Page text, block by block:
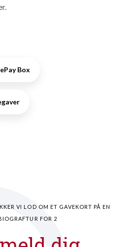
Box
VI LOD OM ET GAVEKORT PÅ EN
FOR 2